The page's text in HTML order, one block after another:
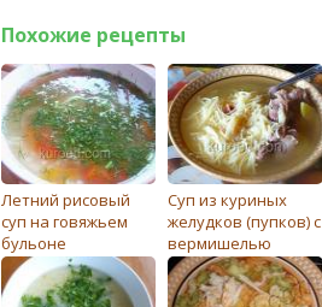
Похожие рецепты
Летний рисовый
суп на говяжьем
бульоне
Суп из куриных
желудков (пупков) с
вермишелью